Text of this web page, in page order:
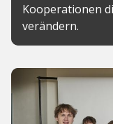
Kooperationen
verändern.